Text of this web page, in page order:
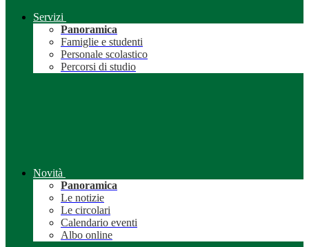
Servizi
Panoramica
Famiglie e studenti
Personale scolastico
Percorsi di studio
Novità
Panoramica
Le notizie
Le circolari
Calendario eventi
Albo online